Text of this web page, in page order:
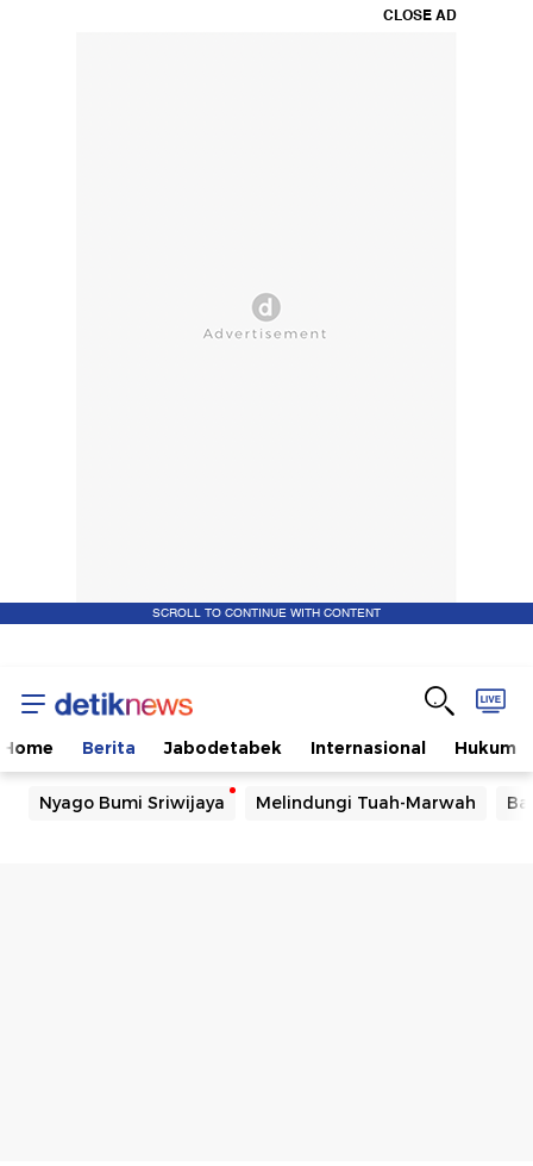
CLOSE AD
SCROLL TO CONTINUE WITH CONTENT
Home Berita Jabodetabek Internasional Hukum
Nyago Bumi Sriwijaya Melindungi Tuah-Marwah